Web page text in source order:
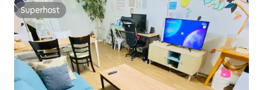
Superhost
Superhost